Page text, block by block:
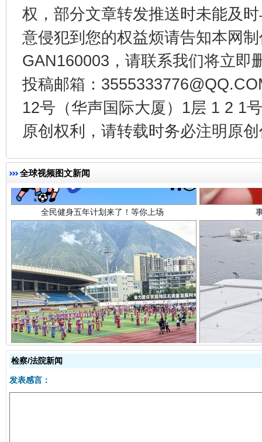
权，部分文章转发推送时未能及
意侵犯到您的权益烦请告知本网
GAN160003，请联系我们将立即
投稿邮箱：
12号（华声国际大厦）1层 1 2 1
原创权利，请转载时务必注明原
全球视频图文新闻
全民健身五年计划来了！等你上场
阿坝州三大球赛在茂县开幕 规模
检察/法院新闻
发表感言：